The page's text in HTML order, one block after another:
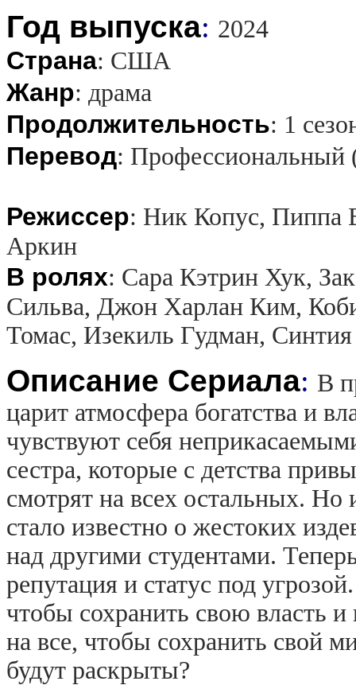
Год выпуска: 2024
Страна: США
Жанр: драма
Продолжительность: 1
Перевод: Профессиональный
Режиссер: Ник Копус, Пиппа
Аркин
В ролях: Сара Кэтрин Хук,
Сильва, Джон Харлан Ким,
Томас, Изекиль Гудман,
Описание Сериала: В
царит атмосфера богатства и
чувствуют себя
сестра, которые с детства
смотрят на всех остальных.
стало известно о жестоких
над другими студентами.
репутация и статус под
чтобы сохранить свою власть
на все, чтобы сохранить свой
будут раскрыты?